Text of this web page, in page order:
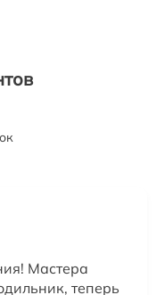
Мастера
теперь